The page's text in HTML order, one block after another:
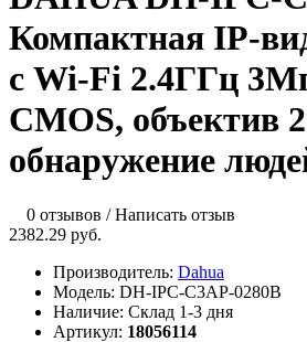
Компактная IP-
с Wi-Fi 2.4ГГц
CMOS, объектив
обнаружение
0 отзывов /Написать отзыв
2382.29 руб.
Производитель: Dahua
Модель: DH-IPC-C3AP-0280B
Наличие: Склад 1-3 дня
Артикул: 18056114